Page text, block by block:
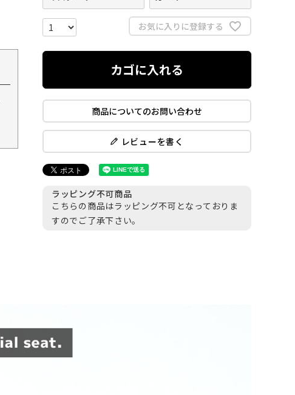
お気に入りに登録する
カゴに入れる
商品についてのお問い合わせ
レビューを書く
ラッピング不可商品
こちらの商品はラッピング不可となっておりま
すのでご了承下さい。